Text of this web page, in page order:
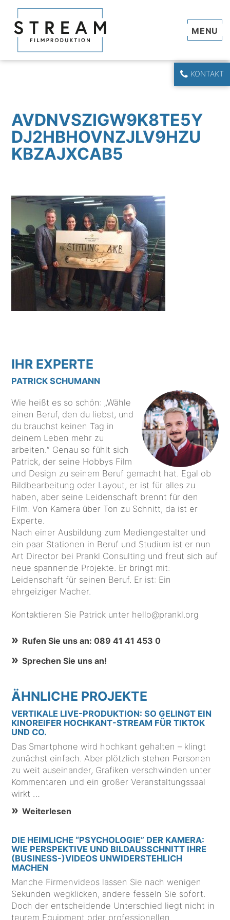
KONTAKT
AVDNVSZIGW9K8TE5Y
DJ2HBHOVNZJLV9HZU
KBZAJXCAB5
IHR EXPERTE
PATRICK SCHUMANN
Wie heißt es so schön: „Wähle
einen Beruf, den du liebst, und
du brauchst keinen Tag in
deinem Leben mehr zu
arbeiten.“ Genau so fühlt sich
Patrick, der seine Hobbys Film
und Design zu seinem Beruf gemacht hat. Egal ob
Bildbearbeitung oder Layout, er ist für alles zu
haben, aber seine Leidenschaft brennt für den
Film: Von Kamera über Ton zu Schnitt, da ist er
Experte.
Nach einer Ausbildung zum Mediengestalter und
ein paar Stationen in Beruf und Studium ist er nun
Art Director bei Prankl Consulting und freut sich auf
neue spannende Projekte. Er bringt mit:
Leidenschaft für seinen Beruf. Er ist: Ein
ehrgeiziger Macher.
Kontaktieren Sie Patrick unter hello@prankl.org
Rufen Sie uns an: 089 41 41 453 0
Sprechen Sie uns an!
ÄHNLICHE PROJEKTE
VERTIKALE LIVE-PRODUKTION: SO GELINGT EIN
KINOREIFER HOCHKANT-STREAM FÜR TIKTOK
UND CO.
Das Smartphone wird hochkant gehalten – klingt
zunächst einfach. Aber plötzlich stehen Personen
zu weit auseinander, Grafiken verschwinden unter
Kommentaren und ein großer Veranstaltungssaal
wirkt …
Weiterlesen
DIE HEIMLICHE “PSYCHOLOGIE” DER KAMERA:
WIE PERSPEKTIVE UND BILDAUSSCHNITT IHRE
(BUSINESS-)VIDEOS UNWIDERSTEHLICH
MACHEN
Manche Firmenvideos lassen Sie nach wenigen
Sekunden wegklicken, andere fesseln Sie sofort.
Doch der entscheidende Unterschied liegt nicht in
teurem Equipment oder professionellen